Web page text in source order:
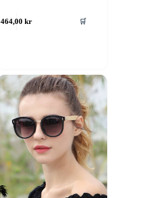
464,00kr 🛒